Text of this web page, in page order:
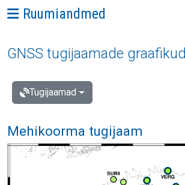
Ava menüü: Ruumiandmed
Ruumiandmed
GNSS tugijaamade graafikud
Tugijaamad
Mehikoorma tugijaam